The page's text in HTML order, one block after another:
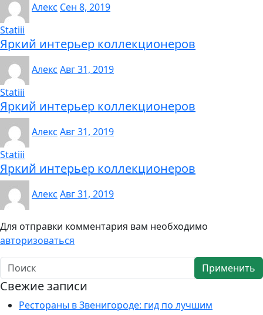
Алекс Сен 8, 2019
Statiii
Яркий интерьер коллекционеров
Алекс Авг 31, 2019
Statiii
Яркий интерьер коллекционеров
Алекс Авг 31, 2019
Statiii
Яркий интерьер коллекционеров
Алекс Авг 31, 2019
Для отправки комментария вам необходимо
авторизоваться
Применить
Свежие записи
Рестораны в Звенигороде: гид по лучшим